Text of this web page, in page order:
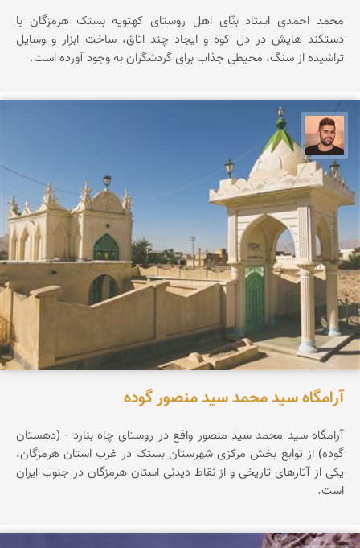
محمد احمدی استاد بنّای اهل روستای کهتویه بستک هرمزگان با
دستکند هایش در دل کوه و ایجاد چند اتاق، ساخت ابزار و وسایل
تراشیده از سنگ، محیطی جذاب برای گردشگران به وجود آورده است.
ابراهیم رفیعی
آرامگاه سید محمد سید منصور گوده
آرامگاه سید محمد سید منصور واقع در روستای چاه بنارد - (دهستان
گوده) از توابع بخش مرکزی شهرستان بستک در غرب استان هرمزگان،
یکی از آثارهای تاریخی و از نقاط دیدنی استان هرمزگان در جنوب ایران
است.